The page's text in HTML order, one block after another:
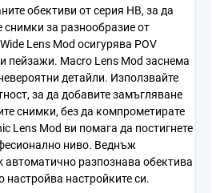
обективи от серия HB, за да
снимки за разнообразие от
Lens Mod осигурява POV
пейзажи. Macro Lens Mod заснема
детайли. Използвайте
за да добавите замъгляване
снимки, без да компрометирате
Lens Mod ви помага да постигнете
ниво. Веднъж
автоматично разпознава обектива
настройва настройките си.